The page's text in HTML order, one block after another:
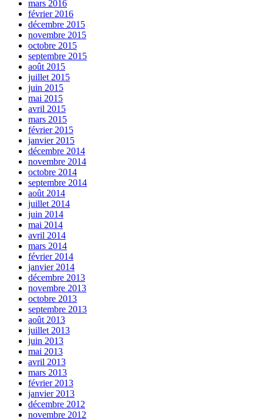
mars 2016
février 2016
décembre 2015
novembre 2015
octobre 2015
septembre 2015
août 2015
juillet 2015
juin 2015
mai 2015
avril 2015
mars 2015
février 2015
janvier 2015
décembre 2014
novembre 2014
octobre 2014
septembre 2014
août 2014
juillet 2014
juin 2014
mai 2014
avril 2014
mars 2014
février 2014
janvier 2014
décembre 2013
novembre 2013
octobre 2013
septembre 2013
août 2013
juillet 2013
juin 2013
mai 2013
avril 2013
mars 2013
février 2013
janvier 2013
décembre 2012
novembre 2012